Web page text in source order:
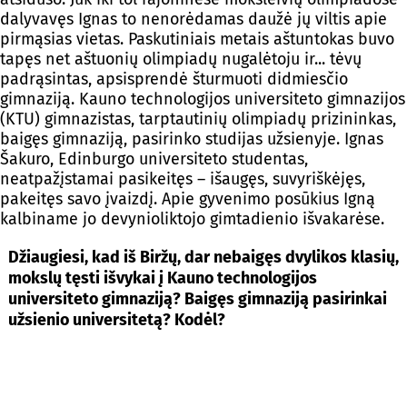
dalyvavęs Ignas to nenorėdamas daužė jų viltis apie
pirmąsias vietas. Paskutiniais metais aštuntokas buvo
tapęs net aštuonių olimpiadų nugalėtoju ir... tėvų
padrąsintas, apsisprendė šturmuoti didmiesčio
gimnaziją. Kauno technologijos universiteto gimnazijos
(KTU) gimnazistas, tarptautinių olimpiadų prizininkas,
baigęs gimnaziją, pasirinko studijas užsienyje. Ignas
Šakuro, Edinburgo universiteto studentas,
neatpažįstamai pasikeitęs – išaugęs, suvyriškėjęs,
pakeitęs savo įvaizdį. Apie gyvenimo posūkius Igną
kalbiname jo devynioliktojo gimtadienio išvakarėse.
Džiaugiesi, kad iš Biržų, dar nebaigęs dvylikos klasių,
mokslų tęsti išvykai į Kauno technologijos
universiteto gimnaziją? Baigęs gimnaziją pasirinkai
užsienio universitetą? Kodėl?